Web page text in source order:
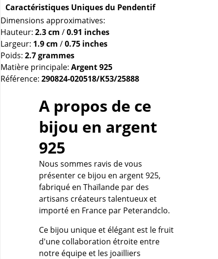
Caractéristiques Uniques du Pendentif
Dimensions approximatives:
Hauteur: 2.3 cm /0.91 inches
Largeur: 1.9 cm /0.75 inches
Poids: 2.7 grammes
Matière principale: Argent 925
Référence: 290824-020518/K53/25888
A propos de ce
bijou en argent
925
Nous sommes ravis de vous
présenter ce bijou en argent 925,
fabriqué en Thaïlande par des
artisans créateurs talentueux et
importé en France par Peterandclo.
Ce bijou unique et élégant est le fruit
d'une collaboration étroite entre
notre équipe et les joailliers